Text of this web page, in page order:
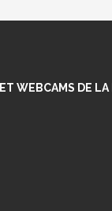
WEBCAMS DE